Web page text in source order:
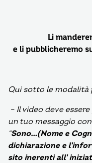
Li
e li pubblicheremo
Qui sotto le modalità
– Il video deve
un tuo messaggio
“Sono…(Nome e
dichiarazione e
sito inerenti all’